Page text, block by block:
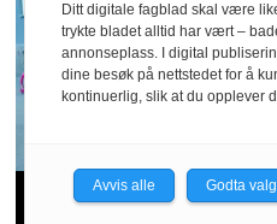
Ditt digitale fagblad skal være
trykte bladet alltid har vært –
annonseplass. I digital
dine besøk på nettstedet for å
kontinuerlig, slik at du opplever
Avvis alle Godta